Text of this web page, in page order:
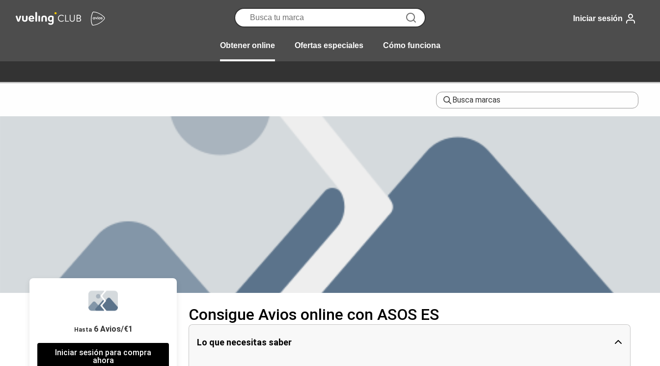
Iniciar sesión
Obtener online Ofertas especiales Cómo funciona
Busca marcas
Hasta6 Avios/€1
Iniciar sesión para compra
ahora
Consigue Avios online con ASOS ES
Lo que necesitas saber